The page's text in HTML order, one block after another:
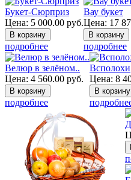
Букет-Сюрприз
Цена: 5 000.00 руб.
подробнее
Вау букет
Цена: 17
подробнее
Велюр в зелёном..
Цена: 4 560.00 руб.
подробнее
Всполохи
Цена: 8